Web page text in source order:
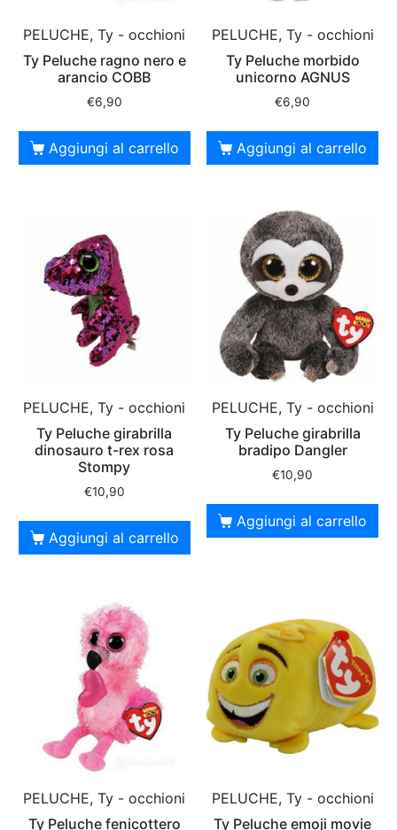
PELUCHE, Ty - occhioni
Ty Peluche ragno nero e
arancio COBB
€6,90
Aggiungi al carrello
PELUCHE, Ty - occhioni
Ty Peluche morbido
unicorno AGNUS
€6,90
Aggiungi al carrello
PELUCHE, Ty - occhioni
Ty Peluche girabrilla
dinosauro t-rex rosa
Stompy
€10,90
Aggiungi al carrello
PELUCHE, Ty - occhioni
Ty Peluche girabrilla
bradipo Dangler
€10,90
Aggiungi al carrello
PELUCHE, Ty - occhioni
Ty Peluche fenicottero
PELUCHE, Ty - occhioni
Ty Peluche emoji movie